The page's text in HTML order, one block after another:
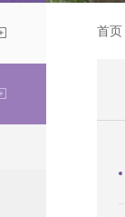
首页